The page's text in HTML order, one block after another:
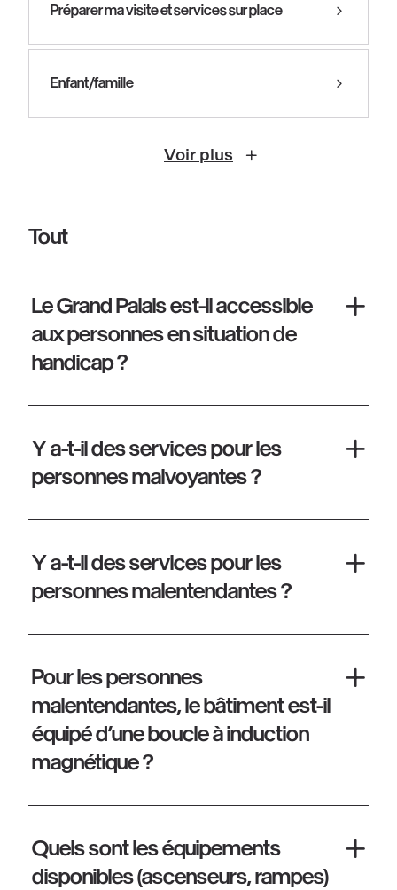
Préparer ma visite et services sur place
Enfant/famille
Voir plus
Tout
Le Grand Palais est-il accessible
aux personnes en situation de
handicap ?
Y a-t-il des services pour les
personnes malvoyantes ?
Y a-t-il des services pour les
personnes malentendantes ?
Pour les personnes
malentendantes, le bâtiment est-il
équipé d’une boucle à induction
magnétique ?
Quels sont les équipements
disponibles (ascenseurs, rampes)